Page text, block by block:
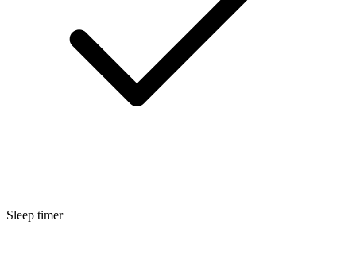
Sleep timer